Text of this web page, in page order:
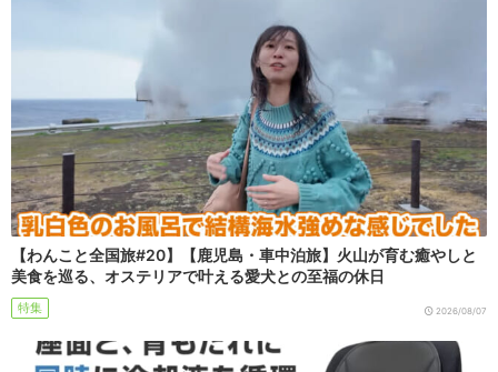
【わんこと全国旅#20】【鹿児島・車中泊旅】火山が育む癒やしと
美食を巡る、オステリアで叶える愛犬との至福の休日
特集 2026/08/07